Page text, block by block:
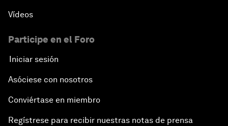
Vídeos
Participe en el Foro
Iniciar sesión
Asóciese con nosotros
Conviértase en miembro
Regístrese para recibir nuestras notas de prensa